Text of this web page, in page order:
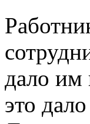
дало им
это